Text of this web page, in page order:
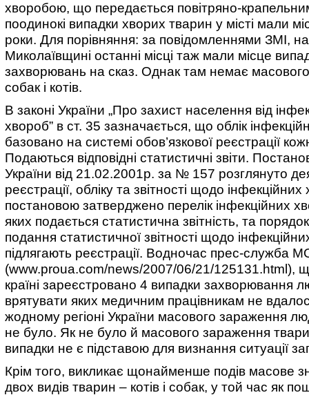
хворобою, що передається повітряно-
поодинокі випадки хворих тварин у місті мали
роки. Для порівняння: за повідомленнями ЗМІ, на
Миколаївщині останні місці таж мали місце
захворювань на сказ. Однак там немає
собак і котів.
В законі України „Про захист населення від
хвороб” в ст. 35 зазначається, що облік
базовано на системі обов’язкової реєстрації
Подаються відповідні статистичні звіти.
України від 21.02.2001р. за № 157 розглянуто
реєстрації, обліку та звітності щодо
постановою затверджено перелік інфекційних
яких подається статистична звітність, та
подання статистичної звітності щодо
підлягають реєстрації. Водночас прес-служба
(www.proua.com/news/2007/06/21/125131.html),
країні зареєстровано 4 випадки захворювання
врятувати яких медичним працівникам не
жодному регіоні України масового зараження
не було. Як не було й масового зараження
випадки не є підставою для визнання ситуації
Крім того, викликає щонайменше подів масове
двох видів тварин – котів і собак, у той час як